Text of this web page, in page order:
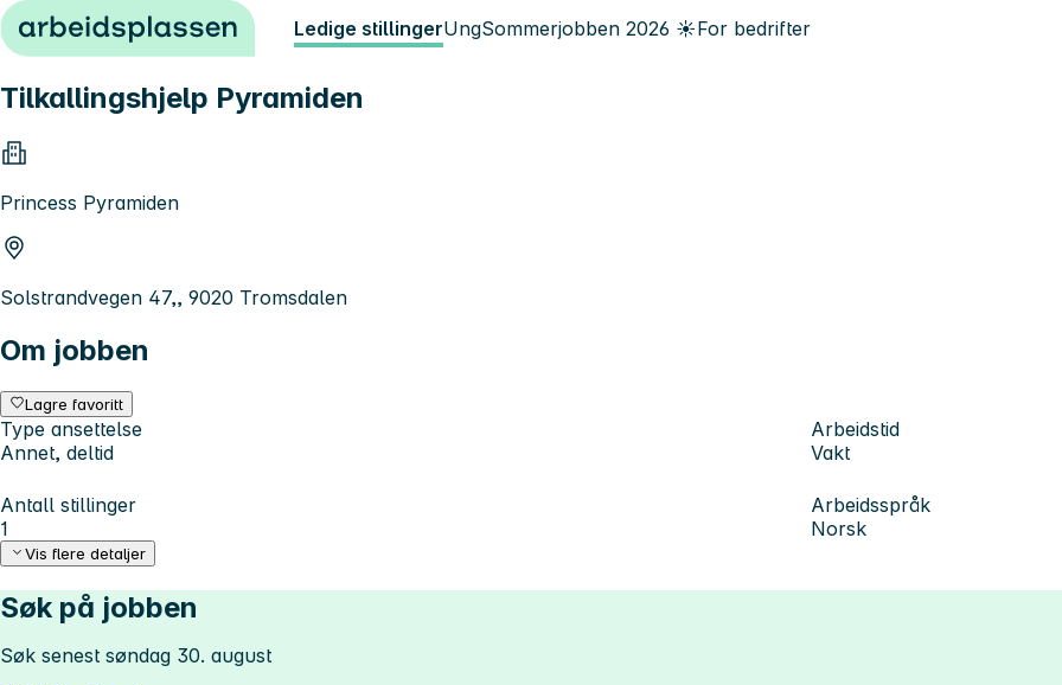
Hopp til innhold Ledige stillingerUngSommerjobben 2026 ☀️For bedrifter
Tilkallingshjelp Pyramiden
Princess Pyramiden
Solstrandvegen 47,, 9020 Tromsdalen
Om jobben
Lagre favoritt
Type ansettelse
Annet, deltid
Arbeidstid
Vakt
Antall stillinger
1
Arbeidsspråk
Norsk
Vis flere detaljer
Søk på jobben
Søk senest søndag 30. august